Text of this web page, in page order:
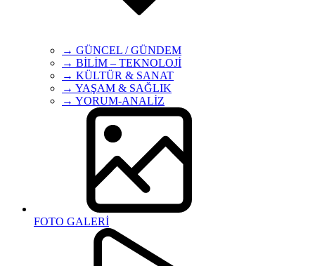
→ GÜNCEL / GÜNDEM
→ BİLİM – TEKNOLOJİ
→ KÜLTÜR & SANAT
→ YAŞAM & SAĞLIK
→ YORUM-ANALİZ
FOTO GALERİ